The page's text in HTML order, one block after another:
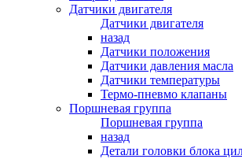
Датчики двигателя
Датчики двигателя
назад
Датчики положения
Датчики давления масла
Датчики температуры
Термо-пневмо клапаны
Поршневая группа
Поршневая группа
назад
Детали головки блока